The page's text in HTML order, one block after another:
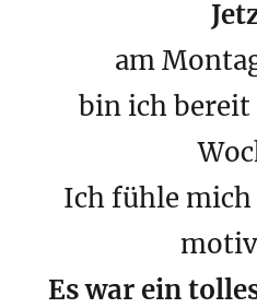
am
bin ich bereit
Ich fühle
Es war ein